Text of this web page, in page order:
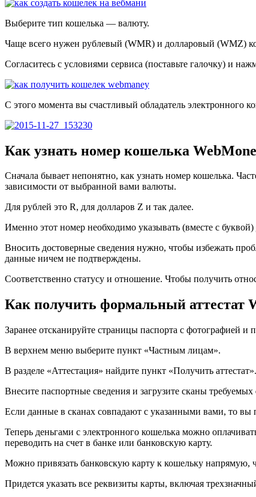
Выберите тип кошелька ― валюту.
Чаще всего нужен рублевый (WMR) и долларовый (WMZ)
Согласитесь с условиями сервиса (поставьте галочку) и
С этого момента вы счастливый обладатель электронного
Как узнать номер кошелька
Сначала бывает непонятно, как узнать номер кошелька.
зависимости от выбранной вами валюты.
Для рублей это R, для долларов Z и так далее.
Именно этот номер необходимо указывать (вместе с
Вносить достоверные сведения нужно, чтобы избежать
данные ничем не подтверждены.
Соответственно статусу и отношение. Чтобы получить
Как получить формальный аттестат
Заранее отсканируйте страницы паспорта с фотографией и
В верхнем меню выберите пункт «Частным лицам».
В разделе «Аттестация» найдите пункт «Получить аттестат».
Внесите паспортные сведения и загрузите сканы требуемых
Если данные в сканах совпадают с указанными вами, то вы
Теперь деньгами с электронного кошелька можно
переводить на счет в банке или банковскую карту.
Можно привязать банковскую карту к кошельку напрямую,
Придется указать все реквизиты карты, включая